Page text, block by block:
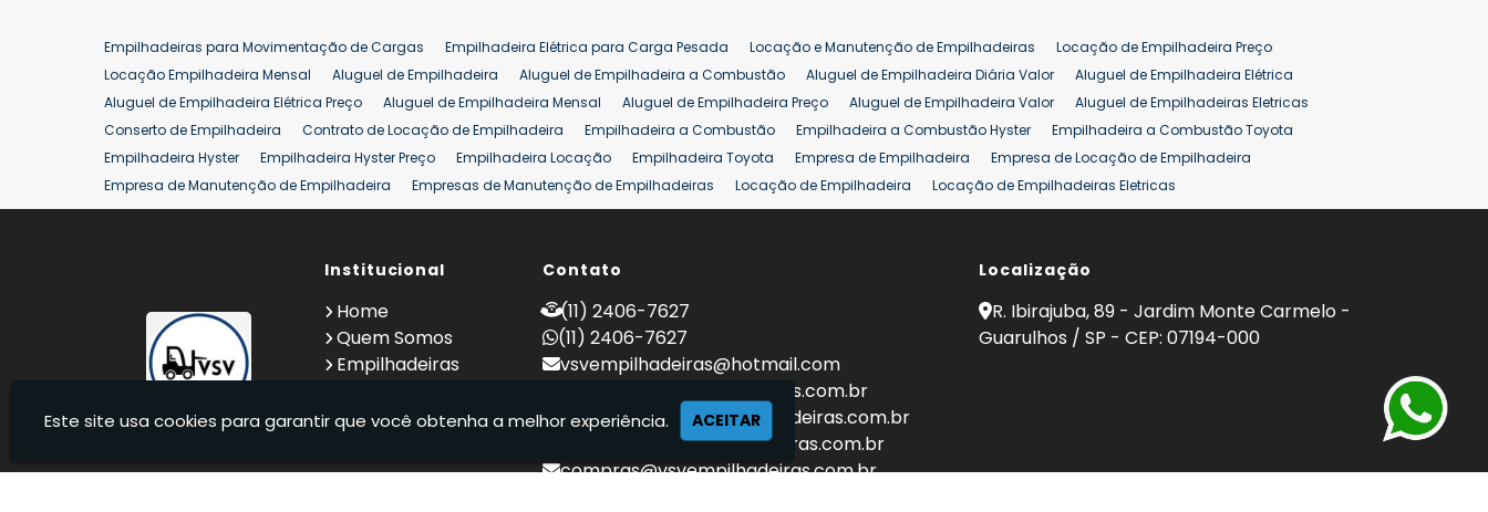
Empilhadeiras para Movimentação de Cargas Empilhadeira Elétrica para Carga Pesada Locação e Manutenção de Empilhadeiras
Locação de Empilhadeira Preço
Locação Empilhadeira Mensal
Aluguel de Empilhadeira Aluguel de Empilhadeira a Combustão Aluguel de Empilhadeira Diária Valor
Aluguel de Empilhadeira Elétrica
Aluguel de Empilhadeira Elétrica Preço
Aluguel de Empilhadeira Mensal Aluguel de Empilhadeira Preço Aluguel de Empilhadeira Valor
Aluguel de Empilhadeiras Eletricas
Conserto de Empilhadeira
Contrato de Locação de Empilhadeira Empilhadeira a Combustão Empilhadeira a Combustão Hyster
Empilhadeira a Combustão Toyota
Empilhadeira Hyster
Empilhadeira Hyster Preço Empilhadeira Locação Empilhadeira Toyota Empresa de Empilhadeira
Empresa de Locação de Empilhadeira
Empresa de Manutenção de Empilhadeira
Empresas de Manutenção de Empilhadeiras Locação de Empilhadeira
Locação de Empilhadeiras Eletricas
Locação Empilhadeira Hyster
Locação Empilhadeira para Hipermercados Locação Empilhadeira para Mercados
Manutenção de Empilhadeiras
Comprar Empilhadeira Comprar Empilhadeira Elétrica Comprar Empilhadeira Hyster
Locação de Empilhadeira 25 ton
Comprar Empilhadeira 25 ton Empilhadeira a Combustão 25 ton Preço de Empilhadeira 25 ton Venda Empilhadeiras 25 ton
Institucional
Home
Quem Somos
Empilhadeiras
Informações
Contato
(11) 2406-7627
(11) 2406-7627
vsvempilhadeiras@hotmail.com
locacao@vsvempilhadeiras.com.br
manutencao@vsvempilhadeiras.com.br
financeiro@vsvempilhadeiras.com.br
compras@vsvempilhadeiras.com.br
Localização
R. Ibirajuba, 89 - Jardim Monte Carmelo -
Guarulhos / SP - CEP: 07194-000
Este site usa cookies para garantir que você obtenha a melhor experiência. ACEITAR